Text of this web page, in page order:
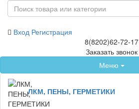
Вход Регистрация
8(8202)62-72-17
Заказать звонок
Меню
ЛКМ, ПЕНЫ, ГЕРМЕТИКИ